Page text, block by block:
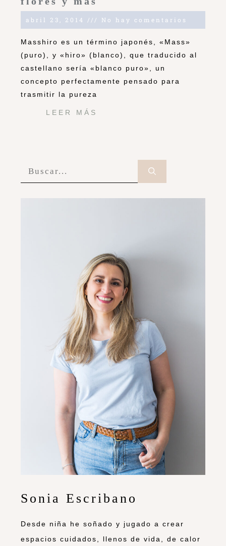
abril 23, 2014 No hay comentarios
Masshiro es un término japonés, «Mass»
(puro), y «hiro» (blanco), que traducido al
castellano sería «blanco puro», un
concepto perfectamente pensado para
trasmitir la pureza
LEER MÁS
Sonia Escribano
Desde niña he soñado y jugado a crear
espacios cuidados, llenos de vida, de calor